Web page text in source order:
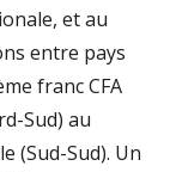
et au
entre pays
franc CFA
Sud) au
(Sud-Sud). Un